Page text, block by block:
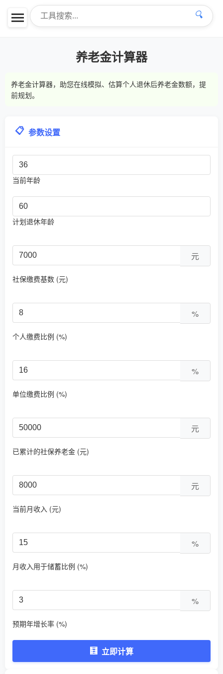
🔍
养老金计算器
养老金计算器，助您在线模拟、估算个人退休后养老金数额，提
前规划。
📋 参数设置
当前年龄
计划退休年龄
社保缴费基数 (元)
元
个人缴费比例 (%)
%
单位缴费比例 (%)
%
已累计的社保养老金 (元)
元
当前月收入 (元)
元
月收入用于储蓄比例 (%)
%
预期年增长率 (%)
%
🧮 立即计算